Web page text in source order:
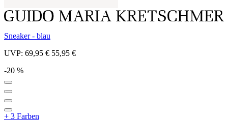
Sneaker - blau
UVP: 69,95 € 55,95 €
-20 %
+ 3 Farben